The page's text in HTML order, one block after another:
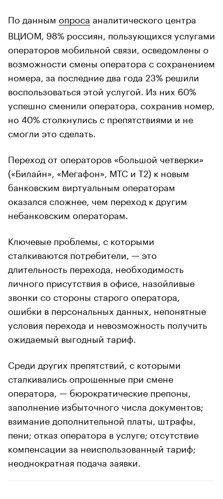
По данным опроса аналитического центра
ВЦИОМ, 98% россиян, пользующихся услугами
операторов мобильной связи, осведомлены о
возможности смены оператора с сохранением
номера, за последние два года 23% решили
воспользоваться этой услугой. Из них 60%
успешно сменили оператора, сохранив номер,
но 40% столкнулись с препятствиями и не
смогли это сделать.
Переход от операторов «большой четверки»
(«Билайн», «Мегафон», МТС и Т2) к новым
банковским виртуальным операторам
оказался сложнее, чем переход к другим
небанковским операторам.
Ключевые проблемы, с которыми
сталкиваются потребители, — это
длительность перехода, необходимость
личного присутствия в офисе, назойливые
звонки со стороны старого оператора,
ошибки в персональных данных, непонятные
условия перехода и невозможность получить
ожидаемый выгодный тариф.
Среди других препятствий, с которыми
сталкивались опрошенные при смене
оператора, — бюрократические препоны,
заполнение избыточного числа документов;
взимание дополнительной платы, штрафы,
пени; отказ оператора в услуге; отсутствие
компенсации за неиспользованный тариф;
неоднократная подача заявки.